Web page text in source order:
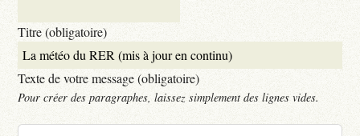
Titre (obligatoire)
Texte de votre message (obligatoire)
Pour créer des paragraphes, laissez simplement des lignes vides.